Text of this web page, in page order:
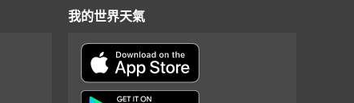
我的世界天氣